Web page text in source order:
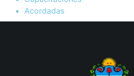
Acordadas